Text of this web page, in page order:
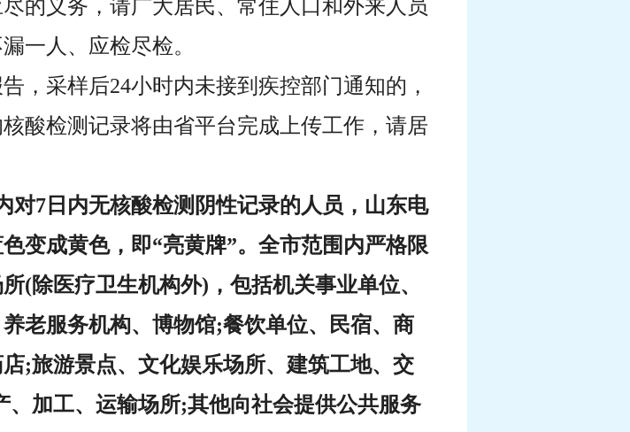
的义务，请广大居民、常住人口和外来人员
一人、应检尽检。
，采样后24小时内未接到疾控部门通知的，
酸检测记录将由省平台完成上传工作，请居
对7日内无核酸检测阴性记录的人员，山东电
变成黄色，即“亮黄牌”。全市范围内严格限
(除医疗卫生机构外)，包括机关事业单位、
老服务机构、博物馆;餐饮单位、民宿、商
;旅游景点、文化娱乐场所、建筑工地、交
加工、运输场所;其他向社会提供公共服务